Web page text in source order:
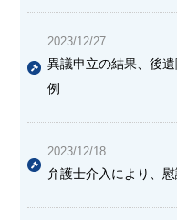
2023/12/27
異議申立の結果、後
例
2023/12/18
弁護士介入により、